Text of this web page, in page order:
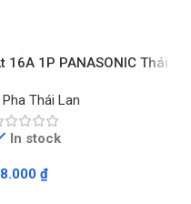
16A 1P PANASONIC Thái
Pha Thái Lan
In stock
₫